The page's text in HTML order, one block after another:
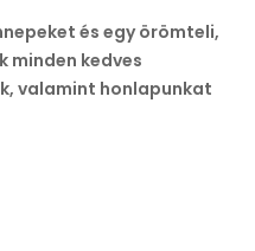
és egy örömteli,
minden kedves
valamint honlapunkat